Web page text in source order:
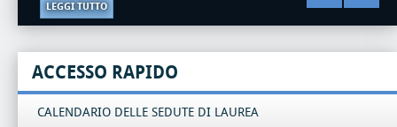
LEGGI TUTTO
ACCESSO RAPIDO
CALENDARIO DELLE SEDUTE DI LAUREA